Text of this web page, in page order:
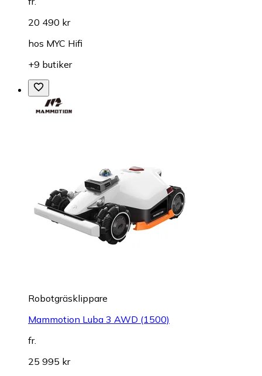
20 490 kr
hos MYC Hifi
+9 butiker
Robotgräsklippare
Mammotion Luba 3 AWD (1500)
fr.
25 995 kr